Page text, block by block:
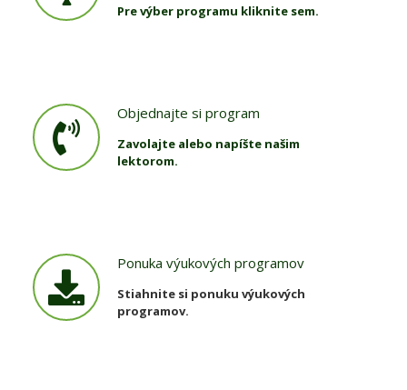
Pre výber programu kliknite sem.
Objednajte si program
Zavolajte alebo napíšte našim
lektorom.
Ponuka výukových programov
Stiahnite si ponuku výukových
programov.